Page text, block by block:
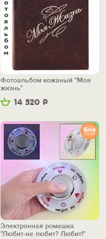
14 520 Р
Фотоальбом кожаный "Моя
жизнь"
Электронная ромашка
"Любит-не любит? Любит!"